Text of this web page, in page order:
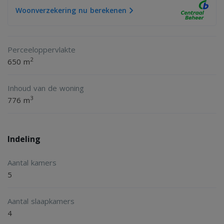
Woonverzekering nu berekenen
Perceeloppervlakte
650 m2
Inhoud van de woning
776 m3
Indeling
Aantal kamers
5
Aantal slaapkamers
4